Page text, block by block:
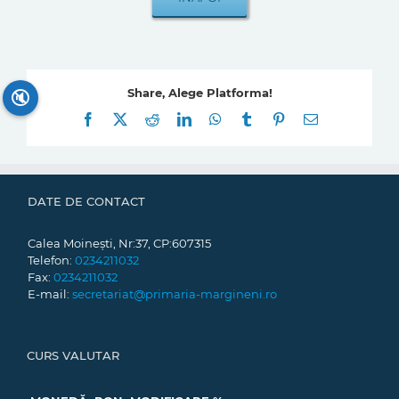
Share, Alege Platforma!
Facebook
RedditLinkedInWhatsApp
Tumblr Pinterest
E-
DATE DE CONTACT
Calea Moinești, Nr:37, CP:607315
Telefon: 0234211032
Fax: 0234211032
E-mail: secretariat@primaria-margineni.ro
CURS VALUTAR
🔇